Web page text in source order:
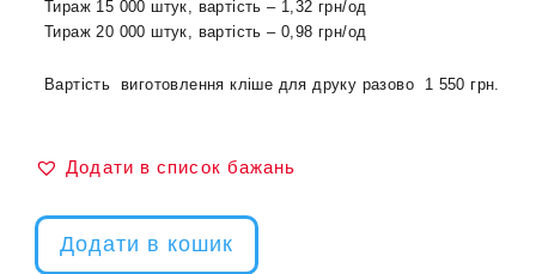
Тираж 15 000 штук, вартість – 1 ,32 грн/од
Тираж 20 000 штук, вартість – 0,98 грн/од
Вартість виготовлення кліше для друку разово 1 550 грн.
Додати в список бажань
Додати в кошик